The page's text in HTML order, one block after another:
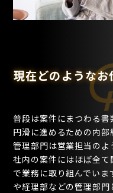
現在どのような
普段は案件にまつわる書
円滑に進めるための内部
管理部門は営業担当のよ
社内の案件にはほぼ全
で業務に取り組んでい
や経理部などの管理部